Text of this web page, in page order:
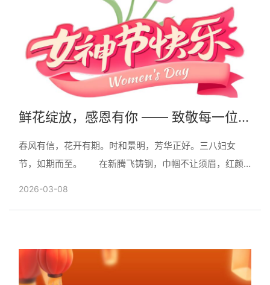
鲜花绽放，感恩有你 —— 致敬每一位灼
灼芳华的她
春风有信，花开有期。时和景明，芳华正好。三八妇女
节，如期而至。 在新腾飞铸钢，巾帼不让须眉，红颜
2026-03-08